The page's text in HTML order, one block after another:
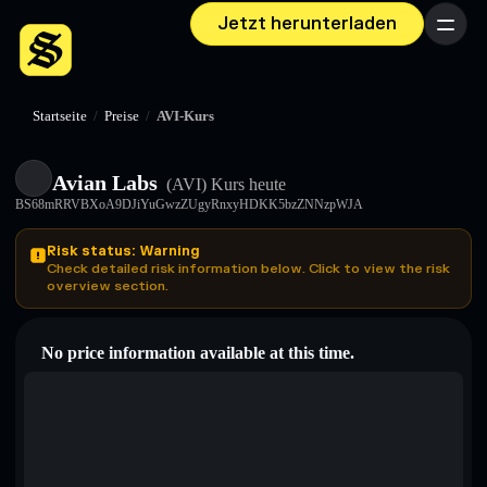
Jetzt herunterladen Menü
Startseite / Preise / AVI-Kurs
Avian Labs (AVI) Kurs heute
BS68mRRVBXoA9DJiYuGwzZUgyRnxyHDKK5bzZNNzpWJA
Risk status: Warning
Check detailed risk information below. Click to view the risk
overview section.
No price information available at this time.